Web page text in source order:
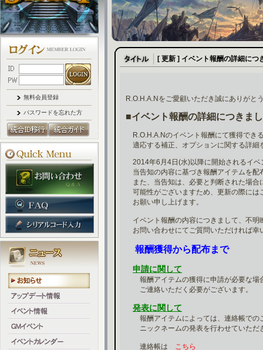
無料会員登録
パスワードを忘れた方
[ 更新 ] イベント報酬の詳細につ
R.O.H.A.Nをご愛顧いただき誠にありがと
■イベント報酬の詳細につきま
R.O.H.A.Nのイベント報酬にて獲得でき
適応する補正、オプションに関する詳細
2014年6月4日(水)以降に開始されるイベ
当告知の内容に基づき報酬アイテムを配
また、当告知は、必要と判断された場合
可能性がございますため、更新の際には
お願い申し上げます。
イベント報酬の内容につきまして、不明
お問い合わせにてご質問いただければ幸
報酬獲得から配布まで
申請に関して
報酬アイテムの獲得に申請が必要な場
ご連絡いただく必要がございます。
発表に関して
報酬アイテムによっては、連絡帳での
ニックネームの発表を行わせていただ
連絡帳は こちら